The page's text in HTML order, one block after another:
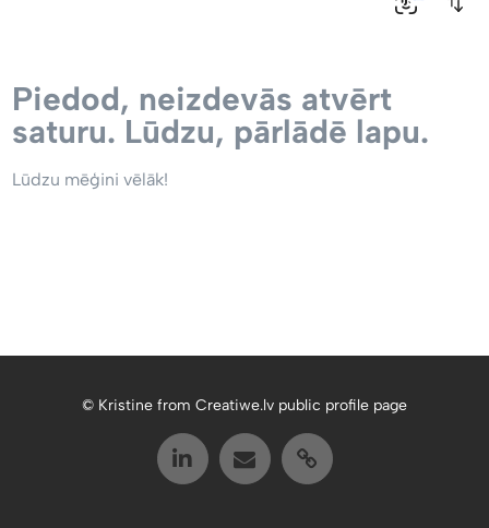
Piedod, neizdevās atvērt
saturu. Lūdzu, pārlādē lapu.
Lūdzu mēģini vēlāk!
© Kristine from Creatiwe.lv public profile page